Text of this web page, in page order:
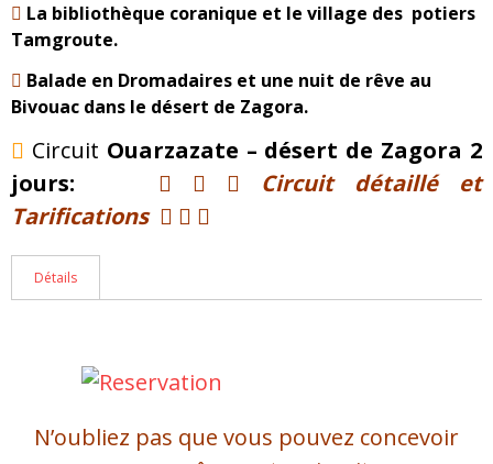
La bibliothèque coranique et le village des potiers
Tamgroute.
Balade en Dromadaires et une nuit de rêve au
Bivouac dans le désert de Zagora.
Circuit Ouarzazate – désert de Zagora 2
jours:
Circuit détaillé et
Tarifications
Détails
Jour 1 : Ouarzazate – La vallée du
Draa – Tamgroute
Zagora ( 212 km)
N’oubliez pas que vous pouvez concevoir